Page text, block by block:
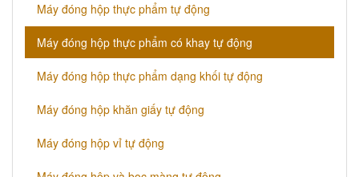
Máy đóng hộp thực phẩm tự động
Máy đóng hộp thực phẩm có khay tự động
Máy đóng hộp thực phẩm dạng khối tự động
Máy đóng hộp khăn giấy tự động
Máy đóng hộp vỉ tự động